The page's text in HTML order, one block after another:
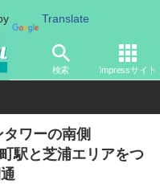
Translate
検索 Impressサイト
京
ワーの南側
駅と芝浦エリアをつ